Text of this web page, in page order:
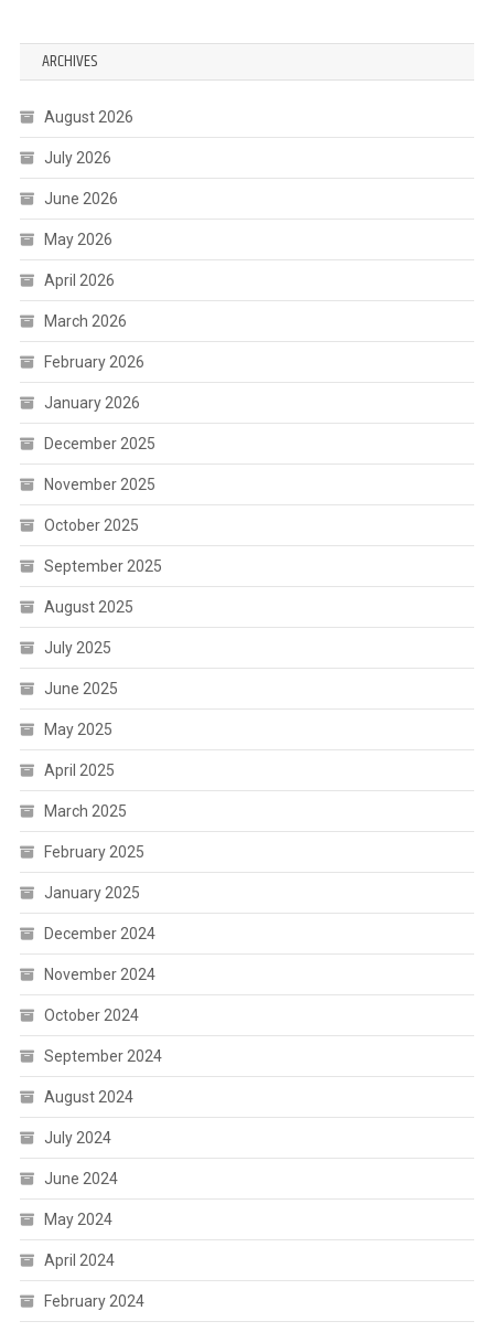
ARCHIVES
August 2026
July 2026
June 2026
May 2026
April 2026
March 2026
February 2026
January 2026
December 2025
November 2025
October 2025
September 2025
August 2025
July 2025
June 2025
May 2025
April 2025
March 2025
February 2025
January 2025
December 2024
November 2024
October 2024
September 2024
August 2024
July 2024
June 2024
May 2024
April 2024
February 2024